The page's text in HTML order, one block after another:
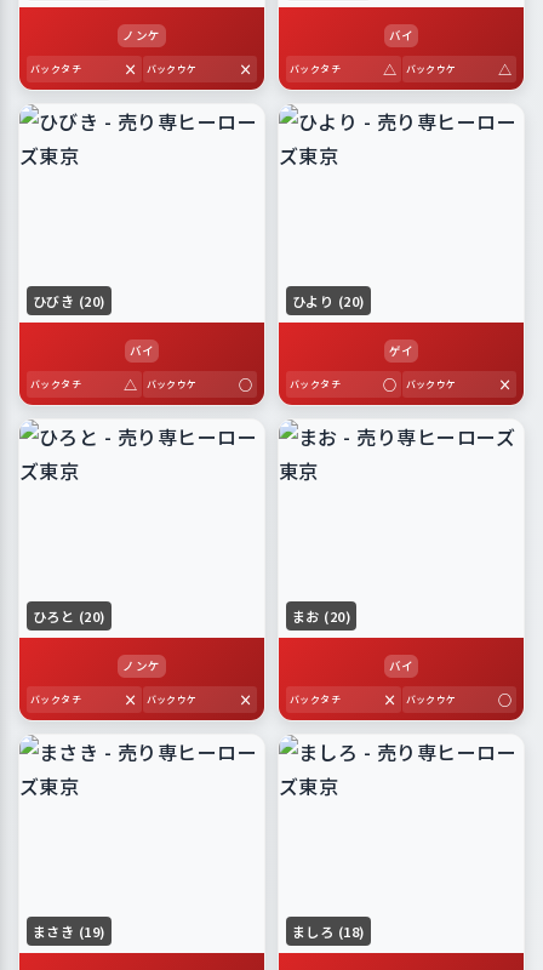
ノンケ
バックタチ × バックウケ ×
バイ
バックタチ △ バックウケ △
ひびき (20)
バイ
バックタチ △ バックウケ ○
ひより (20)
ゲイ
バックタチ ○ バックウケ ×
ひろと (20)
ノンケ
バックタチ × バックウケ ×
まお (20)
バイ
バックタチ × バックウケ ○
まさき (19) ましろ (18)